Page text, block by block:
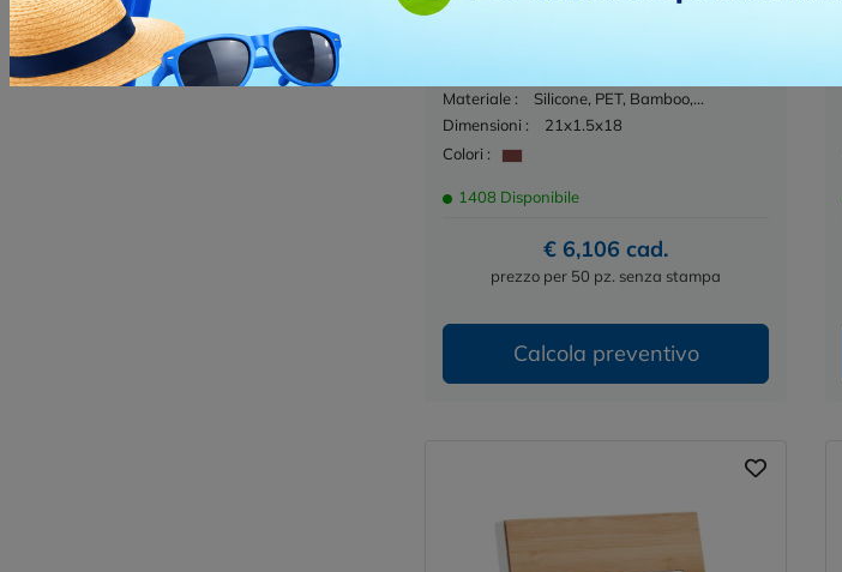
Materiale :
Silicone, PET, Bamboo,...
Dimensioni :
21x1.5x18
Colori :
1408 Disponibile
€ 6,106 cad.
prezzo per 50 pz. senza stampa
Calcola preventivo